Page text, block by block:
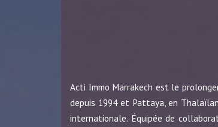
Acti Immo Marrakech est le
depuis 1994 et Pattaya, en
internationale. Équipée de